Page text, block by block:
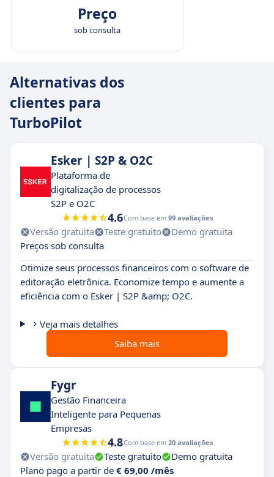
Preço
sob consulta
Alternativas dos
clientes para
TurboPilot
Esker | S2P & O2C
Plataforma de
digitalização de processos
S2P e O2C
4.6Com base em 99 avaliações
Versão gratuita Teste gratuito
Demo gratuita
Preços sob consulta
Otimize seus processos financeiros com o software de
editoração eletrônica. Economize tempo e aumente a
eficiência com o Esker | S2P &amp; O2C.
Veja mais detalhes
Saiba mais
Fygr
Gestão Financeira
Inteligente para Pequenas
Empresas
4.8Com base em 20 avaliações
Versão gratuita Teste gratuito
Demo gratuita
Plano pago a partir de € 69,00 /mês